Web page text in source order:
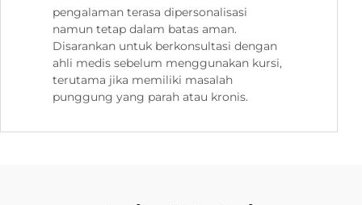
pengalaman terasa dipersonalisasi
namun tetap dalam batas aman.
Disarankan untuk berkonsultasi dengan
ahli medis sebelum menggunakan kursi,
terutama jika memiliki masalah
punggung yang parah atau kronis.